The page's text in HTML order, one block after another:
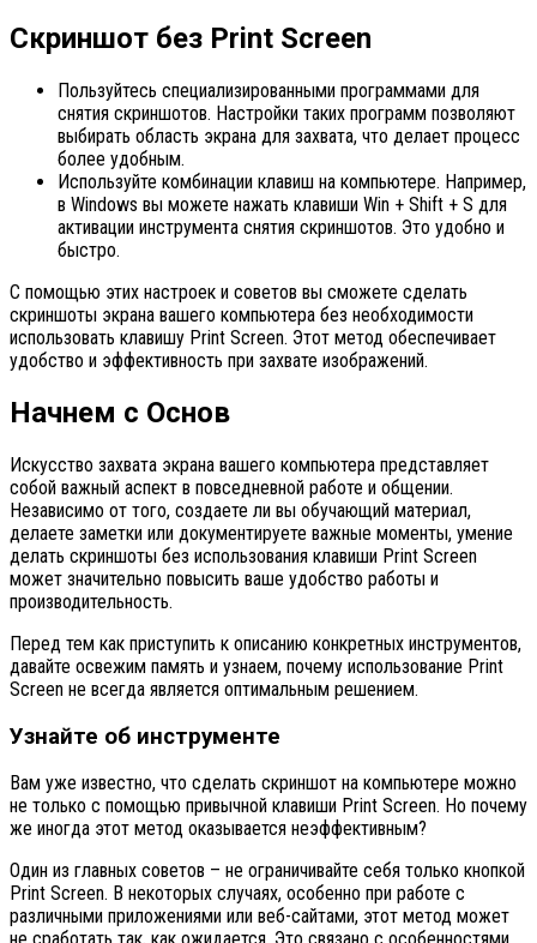
Скриншот без Print Screen
Пользуйтесь специализированными программами для
снятия скриншотов. Настройки таких программ позволяют
выбирать область экрана для захвата, что делает процесс
более удобным.
Используйте комбинации клавиш на компьютере. Например,
в Windows вы можете нажать клавиши Win + Shift + S для
активации инструмента снятия скриншотов. Это удобно и
быстро.
С помощью этих настроек и советов вы сможете сделать
скриншоты экрана вашего компьютера без необходимости
использовать клавишу Print Screen. Этот метод обеспечивает
удобство и эффективность при захвате изображений.
Начнем с Основ
Искусство захвата экрана вашего компьютера представляет
собой важный аспект в повседневной работе и общении.
Независимо от того, создаете ли вы обучающий материал,
делаете заметки или документируете важные моменты, умение
делать скриншоты без использования клавиши Print Screen
может значительно повысить ваше удобство работы и
производительность.
Перед тем как приступить к описанию конкретных инструментов,
давайте освежим память и узнаем, почему использование Print
Screen не всегда является оптимальным решением.
Узнайте об инструменте
Вам уже известно, что сделать скриншот на компьютере можно
не только с помощью привычной клавиши Print Screen. Но почему
же иногда этот метод оказывается неэффективным?
Один из главных советов – не ограничивайте себя только кнопкой
Print Screen. В некоторых случаях, особенно при работе с
различными приложениями или веб-сайтами, этот метод может